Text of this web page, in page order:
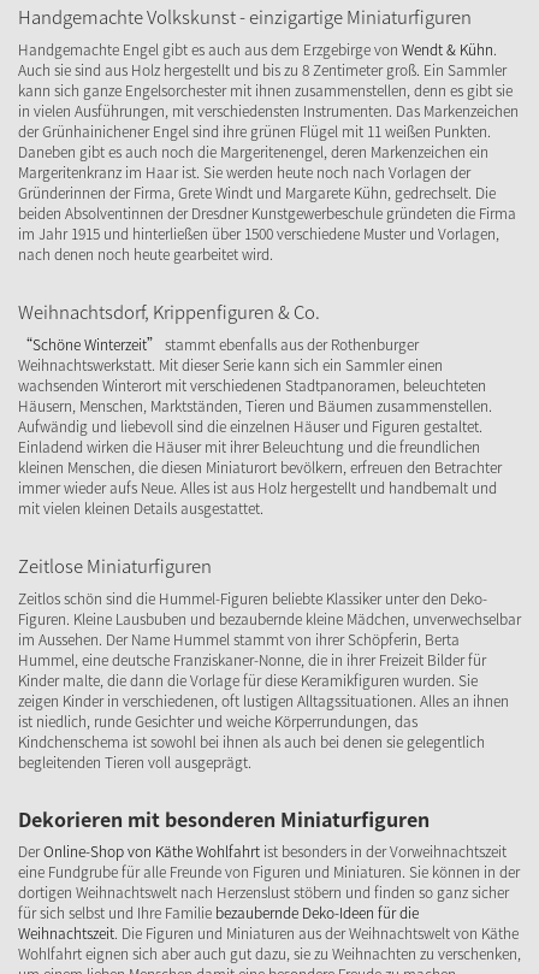
Handgemachte Volkskunst - einzigartige Miniaturfiguren
Handgemachte Engel gibt es auch aus dem Erzgebirge von Wendt & Kühn.
Auch sie sind aus Holz hergestellt und bis zu 8 Zentimeter groß. Ein Sammler
kann sich ganze Engelsorchester mit ihnen zusammenstellen, denn es gibt sie
in vielen Ausführungen, mit verschiedensten Instrumenten. Das Markenzeichen
der Grünhainichener Engel sind ihre grünen Flügel mit 11 weißen Punkten.
Daneben gibt es auch noch die Margeritenengel, deren Markenzeichen ein
Margeritenkranz im Haar ist. Sie werden heute noch nach Vorlagen der
Gründerinnen der Firma, Grete Windt und Margarete Kühn, gedrechselt. Die
beiden Absolventinnen der Dresdner Kunstgewerbeschule gründeten die Firma
im Jahr 1915 und hinterließen über 1500 verschiedene Muster und Vorlagen,
nach denen noch heute gearbeitet wird.
Weihnachtsdorf, Krippenfiguren & Co.
“Schöne Winterzeit” stammt ebenfalls aus der Rothenburger
Weihnachtswerkstatt. Mit dieser Serie kann sich ein Sammler einen
wachsenden Winterort mit verschiedenen Stadtpanoramen, beleuchteten
Häusern, Menschen, Marktständen, Tieren und Bäumen zusammenstellen.
Aufwändig und liebevoll sind die einzelnen Häuser und Figuren gestaltet.
Einladend wirken die Häuser mit ihrer Beleuchtung und die freundlichen
kleinen Menschen, die diesen Miniaturort bevölkern, erfreuen den Betrachter
immer wieder aufs Neue. Alles ist aus Holz hergestellt und handbemalt und
mit vielen kleinen Details ausgestattet.
Zeitlose Miniaturfiguren
Zeitlos schön sind die Hummel-Figuren beliebte Klassiker unter den Deko-
Figuren. Kleine Lausbuben und bezaubernde kleine Mädchen, unverwechselbar
im Aussehen. Der Name Hummel stammt von ihrer Schöpferin, Berta
Hummel, eine deutsche Franziskaner-Nonne, die in ihrer Freizeit Bilder für
Kinder malte, die dann die Vorlage für diese Keramikfiguren wurden. Sie
zeigen Kinder in verschiedenen, oft lustigen Alltagssituationen. Alles an ihnen
ist niedlich, runde Gesichter und weiche Körperrundungen, das
Kindchenschema ist sowohl bei ihnen als auch bei denen sie gelegentlich
begleitenden Tieren voll ausgeprägt.
Dekorieren mit besonderen Miniaturfiguren
DerOnline-Shop von Käthe Wohlfahrt ist besonders in der Vorweihnachtszeit
eine Fundgrube für alle Freunde von Figuren und Miniaturen. Sie können in der
dortigen Weihnachtswelt nach Herzenslust stöbern und finden so ganz sicher
für sich selbst und Ihre Familie bezaubernde Deko-Ideen für die
Weihnachtszeit. Die Figuren und Miniaturen aus der Weihnachtswelt von Käthe
Wohlfahrt eignen sich aber auch gut dazu, sie zu Weihnachten zu verschenken,